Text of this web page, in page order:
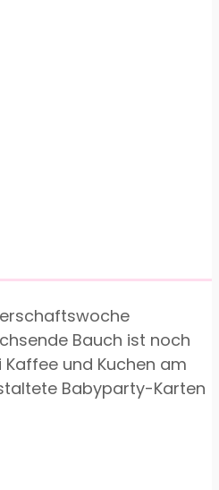
Bauch ist noch
und Kuchen am
Babyparty-Karten